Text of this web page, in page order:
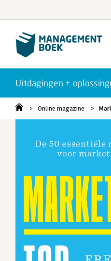
Uitdagingen +
Online magazine